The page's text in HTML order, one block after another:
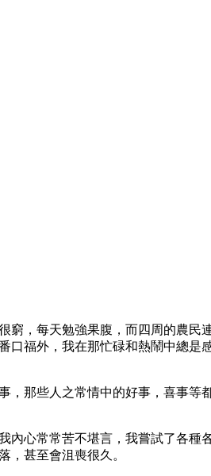
，每天勉強果腹，而四周的農民
福外，我在那忙碌和熱鬧中總是
那些人之常情中的好事，喜事等
心常常苦不堪言，我嘗試了各種
，甚至會沮喪很久。